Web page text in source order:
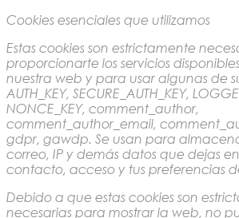
Cookies esenciales que utilizamos
Estas cookies son estrictamente
proporcionarte los servicios
nuestra web y para usar algunas de
AUTH_KEY, SECURE_AUTH_KEY,
NONCE_KEY, comment_author,
comment_author_email,
gdpr, gawdp. Se usan para
correo, IP y demás datos que dejas
contacto, acceso y tus preferencias
Debido a que estas cookies son
necesarias para mostrar la web, no